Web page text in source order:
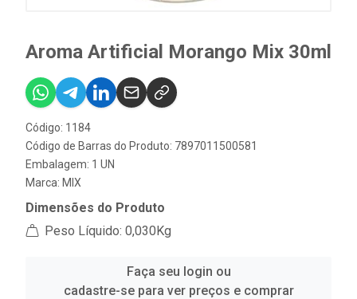
Aroma Artificial Morango Mix 30ml
Código: 1184
Código de Barras do Produto: 7897011500581
Embalagem: 1 UN
Marca: MIX
Dimensões do Produto
Peso Líquido: 0,030Kg
Faça seu login ou
cadastre-se para ver preços e comprar